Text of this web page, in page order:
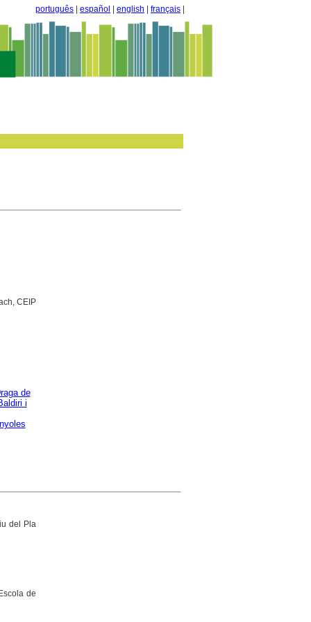
português español english français
CEIP
de
i
del Pla
de